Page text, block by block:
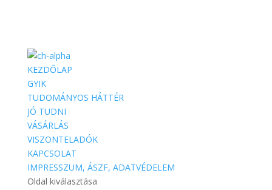
KEZDŐLAP
GYIK
TUDOMÁNYOS HÁTTÉR
JÓ TUDNI
VÁSÁRLÁS
VISZONTELADÓK
KAPCSOLAT
IMPRESSZUM, ÁSZF, ADATVÉDELEM
Oldal kiválasztása